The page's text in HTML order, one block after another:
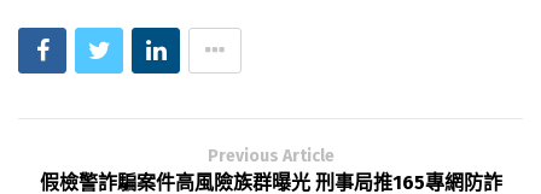
Previous Article
假檢警詐騙案件高風險族群曝光 刑事局推165專網防詐